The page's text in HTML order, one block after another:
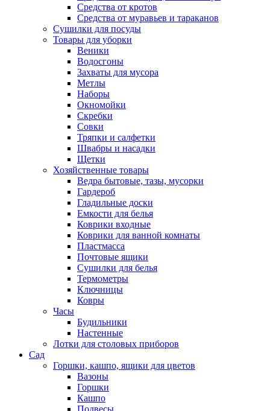
Средства от кротов
Средства от муравьев и тараканов
Сушилки для посуды
Товары для уборки
Веники
Водосгоны
Захваты для мусора
Метлы
Наборы
Окномойки
Скребки
Совки
Тряпки и салфетки
Швабры и насадки
Щетки
Хозяйственные товары
Ведра бытовые, тазы, мусорки
Гардероб
Гладильные доски
Емкости для белья
Коврики входные
Коврики для ванной комнаты
Пластмасса
Почтовые ящики
Сушилки для белья
Термометры
Ключницы
Ковры
Часы
Будильники
Настенные
Лотки для столовых приборов
Сад
Горшки, кашпо, ящики для цветов
Вазоны
Горшки
Кашпо
Подвесы